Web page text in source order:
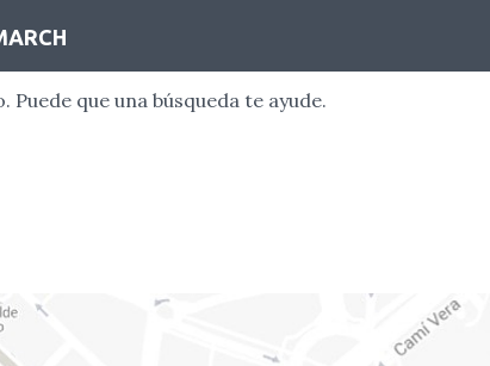
que una búsqueda te ayude.